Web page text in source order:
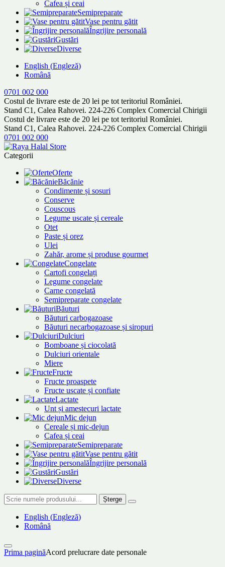
Cafea și ceai
Semipreparate
Vase pentru gătit
Îngrijire personală
Gustări
Diverse
English (Engleză)
Română
0701 002 000
Costul de livrare este de 20 lei pe tot teritoriul României.
Stand C1, Calea Rahovei. 224-226 Complex Comercial Chirigii
Costul de livrare este de 20 lei pe tot teritoriul României.
Stand C1, Calea Rahovei. 224-226 Complex Comercial Chirigii
0701 002 000
Categorii
Oferte
Băcănie
Condimente și sosuri
Conserve
Couscous
Legume uscate și cereale
Otet
Paste și orez
Ulei
Zahăr, arome și produse gourmet
Congelate
Cartofi congelați
Legume congelate
Carne congelată
Semipreparate congelate
Băuturi
Băuturi carbogazoase
Băuturi necarbogazoase și siropuri
Dulciuri
Bomboane și ciocolată
Dulciuri orientale
Miere
Fructe
Fructe proaspete
Fructe uscate și confiate
Lactate
Unt și amestecuri lactate
Mic dejun
Cereale și mic-dejun
Cafea și ceai
Semipreparate
Vase pentru gătit
Îngrijire personală
Gustări
Diverse
Șterge
English (Engleză)
Română
Prima paginăAcord prelucrare date personale